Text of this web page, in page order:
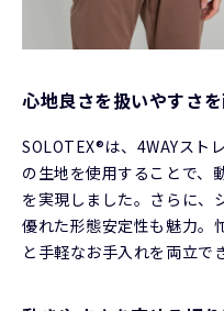
心地良さを扱いやすさ
SOLOTEX®は、4WAYスト
の生地を使用することで、
を実現しました。さらに、
優れた形態安定性も魅力。
と手軽なお手入れを両立で